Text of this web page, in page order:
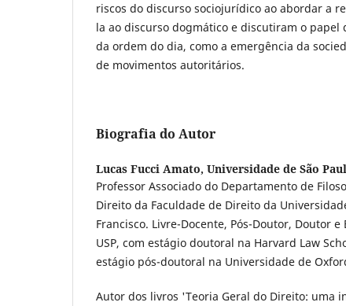
riscos do discurso sociojurídico ao abordar a
la ao discurso dogmático e discutiram o papel
da ordem do dia, como a emergência da
de movimentos autoritários.
Biografia do Autor
Lucas Fucci Amato, Universidade de São
Professor Associado do Departamento de
Direito da Faculdade de Direito da
Francisco. Livre-Docente, Pós-Doutor, Doutor
USP, com estágio doutoral na Harvard Law
estágio pós-doutoral na Universidade de
Autor dos livros 'Teoria Geral do Direito: uma